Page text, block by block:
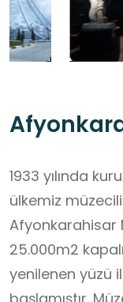
1933 yılında
ülkemiz
Afyonkarahisar
25.000m2
yenilenen yüzü